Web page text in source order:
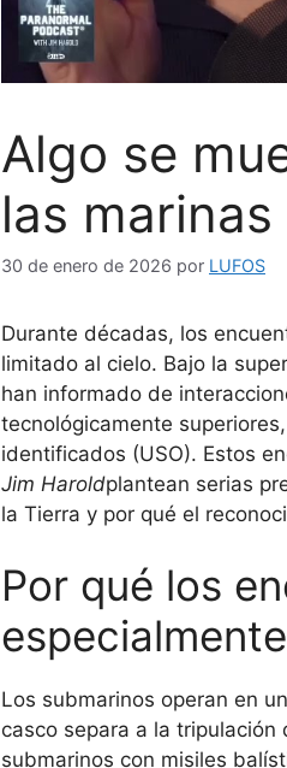
Algo se
las
30 de enero de 2026 por LUFOS
Durante décadas, los
limitado al cielo. Bajo la
han informado de
tecnológicamente
identificados (USO). Estos
Jim Haroldplantean serias
la Tierra y por qué el
Por qué los
Los submarinos operan en
casco separa a la
submarinos con misiles